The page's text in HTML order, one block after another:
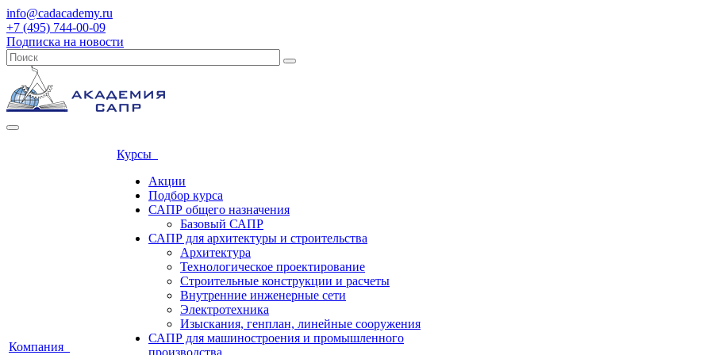
info@cadacademy.ru
+7 (495) 744-00-09
Подписка на новости
Компания
Курсы
Акции
Подбор курса
САПР общего назначения
Базовый САПР
САПР для архитектуры и строительства
Архитектура
Технологическое проектирование
Строительные конструкции и расчеты
Внутренние инженерные сети
Электротехника
Изыскания, генплан, линейные сооружения
САПР для машиностроения и промышленного
производства